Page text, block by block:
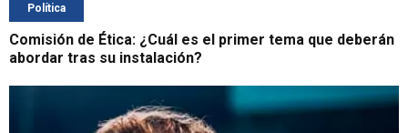
Política
Comisión de Ética: ¿Cuál es el primer tema que deberán
abordar tras su instalación?